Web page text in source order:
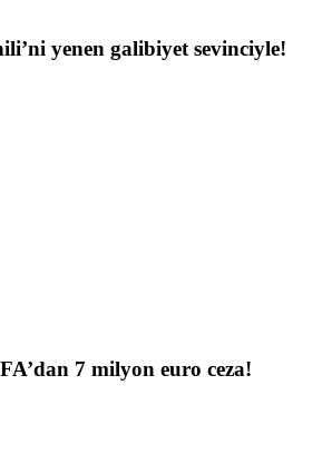
yenen galibiyet sevinciyle!
7 milyon euro ceza!